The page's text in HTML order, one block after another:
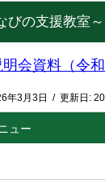
びの支援教室～
会資料（令和
年3月3日 / 更新日: